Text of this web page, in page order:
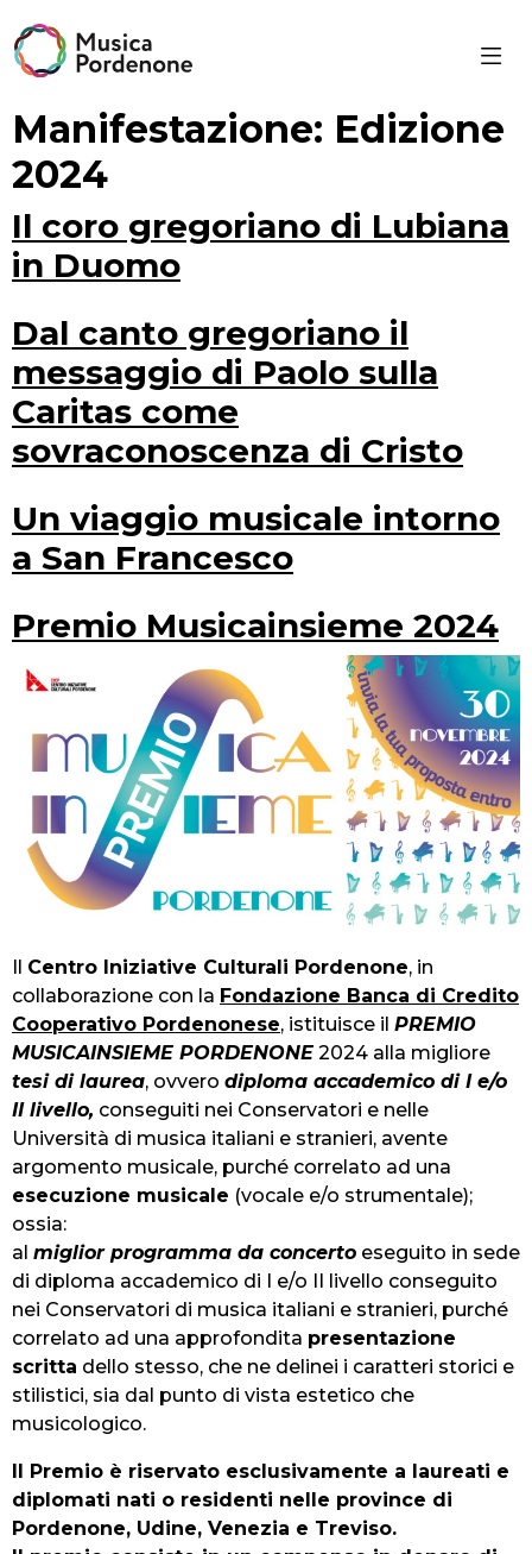
to
content
Manifestazione: Edizione
2024
Il coro gregoriano di Lubiana
in Duomo
Dal canto gregoriano il
messaggio di Paolo sulla
Caritas come
sovraconoscenza di Cristo
Un viaggio musicale intorno
a San Francesco
Premio Musicainsieme 2024
Il Centro Iniziative Culturali Pordenone, in
collaborazione con la Fondazione Banca di Credito
Cooperativo Pordenonese, istituisce il PREMIO
MUSICAINSIEME PORDENONE 2024 alla migliore
tesi di laurea, ovvero diploma accademico di I e/o
II livello, conseguiti nei Conservatori e nelle
Università di musica italiani e stranieri, avente
argomento musicale, purché correlato ad una
esecuzione musicale (vocale e/o strumentale);
ossia:
al miglior programma da concerto eseguito in sede
di diploma accademico di I e/o II livello conseguito
nei Conservatori di musica italiani e stranieri, purché
correlato ad una approfondita presentazione
scritta dello stesso, che ne delinei i caratteri storici e
stilistici, sia dal punto di vista estetico che
musicologico.
Il Premio è riservato esclusivamente a laureati e
diplomati nati o residenti nelle province di
Pordenone, Udine, Venezia e Treviso.